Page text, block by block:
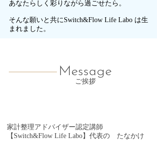
あなたらしく彩りながら過ごせたら。
そんな願いと共にSwitch&Flow Life Labo は生
まれました。
Message
ご挨拶
家計整理アドバイザー認定講師
【Switch&Flow Life Labo】代表の たなかけ